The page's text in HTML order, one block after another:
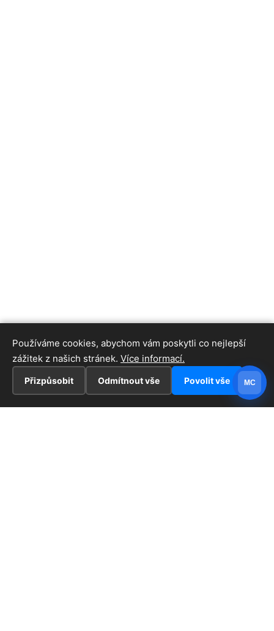
Používáme cookies, abychom vám poskytli co nejlepší
zážitek z našich stránek. Více informací.
Přizpůsobit Odmítnout vše Povolit vše MC